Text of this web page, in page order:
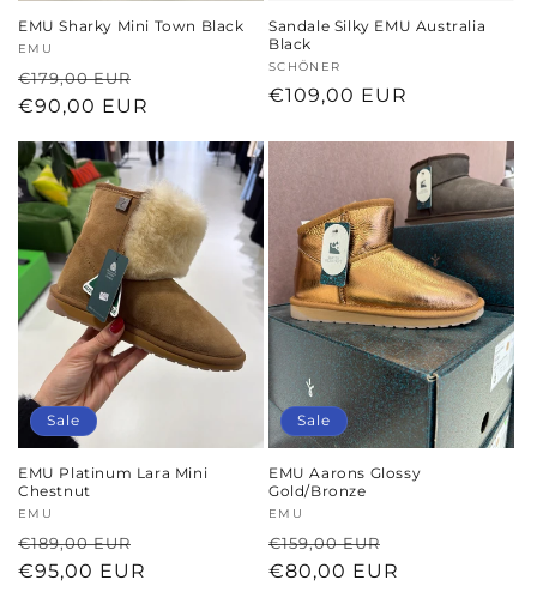
EMU Sharky Mini Town Black
Anbieter:
EMU
Normaler
Preis
€179,00 EUR
Verkaufspreis
€90,00 EUR
Sandale Silky EMU Australia
Black
Anbieter:
SCHÖNER
Normaler
€109,00 EUR
Sale
EMU Platinum Lara Mini
Chestnut
Anbieter:
EMU
Normaler
Preis
€189,00 EUR
Verkaufspreis
€95,00 EUR
Sale
EMU Aarons Glossy
Gold/Bronze
Anbieter:
EMU
Normaler
Preis
€159,00 EUR
€80,00 EUR